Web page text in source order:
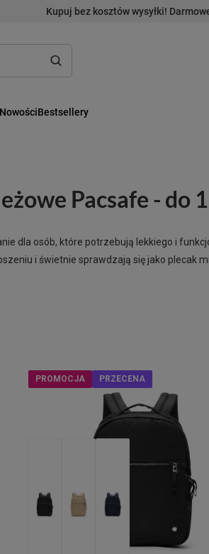
Kupuj bez kosztów wysyłki!
NowościBestsellery
Pacsafe - do
dla osób, które potrzebują lekkiego i
i świetnie sprawdzają się jako plecak
PROMOCJA PRZECENA